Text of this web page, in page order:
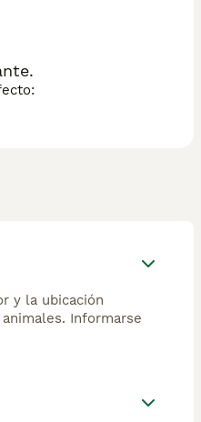
y la ubicación
Informarse